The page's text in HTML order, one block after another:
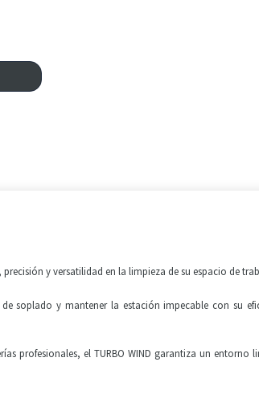
€.
y versatilidad en la limpieza de su espacio de
soplado y mantener la estación impecable con su
profesionales, el TURBO WIND garantiza un entorno